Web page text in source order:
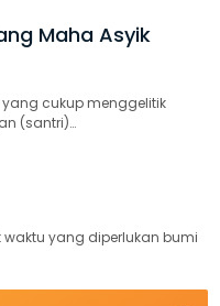
Maha Asyik
yang cukup menggelitik
(santri)…
waktu yang diperlukan bumi